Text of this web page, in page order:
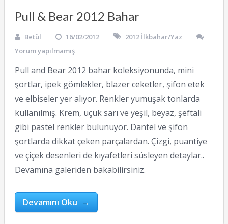
Pull & Bear 2012 Bahar
Betül 16/02/2012
2012 İlkbahar/Yaz
Yorum yapılmamış
Pull and Bear 2012 bahar koleksiyonunda, mini
şortlar, ipek gömlekler, blazer ceketler, şifon etek
ve elbiseler yer alıyor. Renkler yumuşak tonlarda
kullanılmış. Krem, uçuk sarı ve yeşil, beyaz, şeftali
gibi pastel renkler bulunuyor. Dantel ve şifon
şortlarda dikkat çeken parçalardan. Çizgi, puantiye
ve çiçek desenleri de kıyafetleri süsleyen detaylar..
Devamına galeriden bakabilirsiniz.
Devamını Oku →